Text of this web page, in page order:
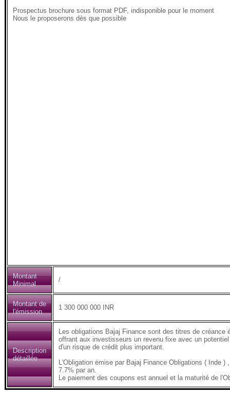
Prospectus brochure sous format PDF, indisponible pour le moment
Nous le proposerons dès que possible
Montant
Minimal
/
Montant de
l'émission
1 300 000 000 INR
Description
détaillée
Les obligations Bajaj Finance sont des titres de
offrant aux investisseurs un revenu fixe avec un
d'un risque de crédit plus important.
L'Obligation émise par Bajaj Finance Obligations ( Inde
7.7% par an.
Le paiement des coupons est annuel et la maturité de